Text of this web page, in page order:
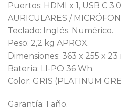
Puertos: HDMI x 1, USB C
AURICULARES /
Teclado: Inglés. Numérico.
Peso: 2,2 kg APROX.
Dimensiones: 363 x 255 x
Batería: LI-PO 36 Wh.
Color: GRIS (PLATINUM
Garantía: 1 año.